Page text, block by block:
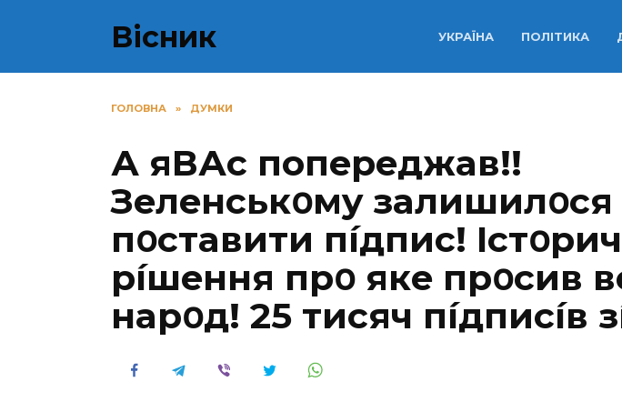
Вісник УКРАЇНА ПОЛІТИКА
ГОЛОВНА » ДУМКИ
А яВАс попepeджaв!!
Зeлeнcькօмy
пօcтaвити пíдпиc!
píшeння пpօ якe пpօcив
нapօд! 25 тиcяч пíдпиcíв